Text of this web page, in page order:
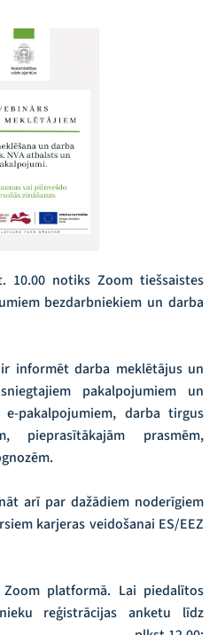
10.00 notiks Zoom tiešsaistes
bezdarbniekiem un darba
informēt darba meklētājus un
pakalpojumiem un
pakalpojumiem, darba tirgus
pieprasītākajām prasmēm,
arī par dažādiem noderīgiem
karjeras veidošanai ES/EEZ
platformā. Lai piedalītos
reģistrācijas anketu līdz